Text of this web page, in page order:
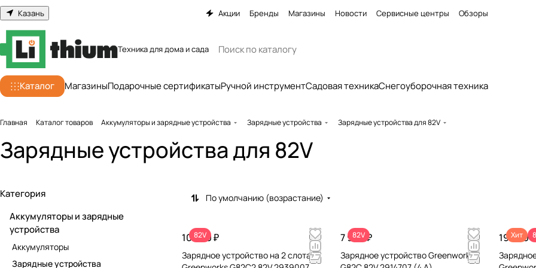
Казань Акции Бренды Магазины Новости Сервисные центры Обзоры
Техника для дома и сада
Каталог МагазиныПодарочные сертификатыРучной инструментСадовая техникаСнегоуборочная техника
Главная Каталог товаров Аккумуляторы и зарядные устройства Зарядные устройства Зарядные устройства для 82V
Зарядные устройства для 82V
По умолчанию (возрастание)
82V
10 990 ₽
Зарядное устройство на 2 слота
82V
7 990 ₽
Зарядное устройство Greenworks
Хит
19 990 ₽
Категория
Аккумуляторы и зарядные
устройства
Аккумуляторы
Зарядные устройства